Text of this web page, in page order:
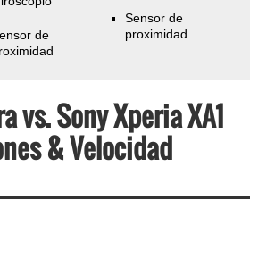
de
Sensor de
proximidad
vs. Sony Xperia XA1
& Velocidad